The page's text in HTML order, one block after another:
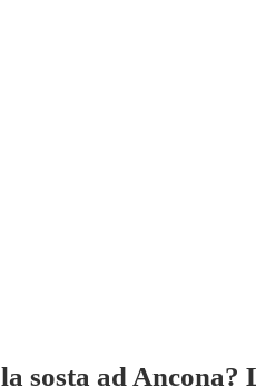
sosta ad